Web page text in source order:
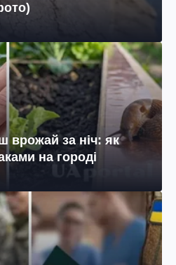
врожай за ніч: як
на городі